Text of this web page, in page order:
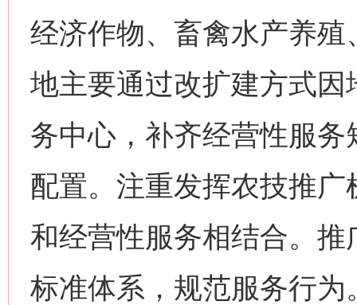
经济作物、畜禽水产养
地主要通过改扩建方式
务中心，补齐经营性服
配置。注重发挥农技推
和经营性服务相结合。
标准体系，规范服务行为